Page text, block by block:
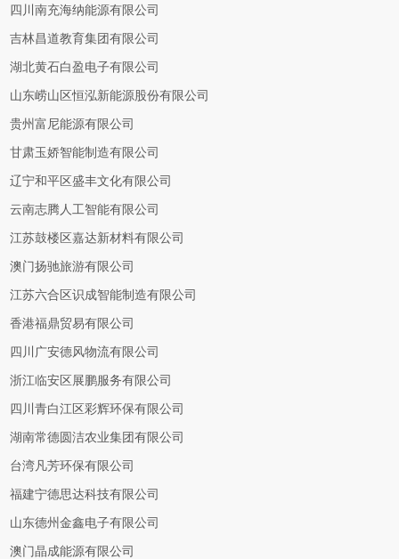
四川南充海纳能源有限公司
吉林昌道教育集团有限公司
湖北黄石白盈电子有限公司
山东崂山区恒泓新能源股份有限公司
贵州富尼能源有限公司
甘肃玉娇智能制造有限公司
辽宁和平区盛丰文化有限公司
云南志腾人工智能有限公司
江苏鼓楼区嘉达新材料有限公司
澳门扬驰旅游有限公司
江苏六合区识成智能制造有限公司
香港福鼎贸易有限公司
四川广安德风物流有限公司
浙江临安区展鹏服务有限公司
四川青白江区彩辉环保有限公司
湖南常德圆洁农业集团有限公司
台湾凡芳环保有限公司
福建宁德思达科技有限公司
山东德州金鑫电子有限公司
澳门晶成能源有限公司